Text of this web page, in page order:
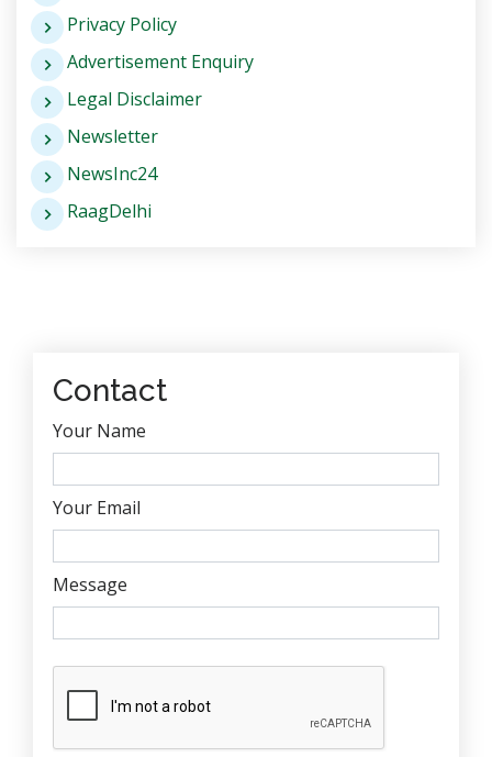
Privacy Policy
Advertisement Enquiry
Legal Disclaimer
Newsletter
NewsInc24
RaagDelhi
Contact
Your Name
Your Email
Message